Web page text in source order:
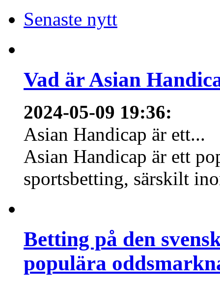
Senaste nytt
Vad är Asian
2024-05-09 19:36:
Asian Handicap är ett...
Asian Handicap är ett
sportsbetting, särskilt
Betting på den
populära